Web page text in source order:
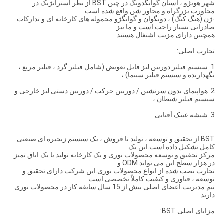
شهر هویژو ، استان گوانگدونگ در چین.BST از نظر استراتژیک در
مجاورت بزرگراه و مجاور شن واقع شده است
-ژن (هنگ کنگ) ، دونگوان و گوانگژو.محموله های کارخانه ای و تدارکات
صادراتی بسیار راحت است و ما نیز
همچنین دارای مزیت اشتغال هستند.
تجارت اصلی:
1. سیستم فیلتر دوربین لنز قابل تعویض (شامل فیلتر گرد ، فیلتر مربع ،
نگهدارنده و سیستم فیلتر سینما) ،
2. هواپیمای بدون سرنشین / دوربین حرکت / دوربین دستی لنز خارجی و
سیستم فیلتر شیطان ،
3. شیشه عینک آفتابی
BST از تحقیق و توسعه ، تولید تا فروش ، یک سیستم زنجیره ای صنعتی
کامل تشکیل داده است.این یک
مرکز تحقیق و توسعه محصولات نوری و یک کارخانه تولید با یک اتاق تمیز
در هزار سطح.این می تواند ODM و
تجارت نصب شده از انواع محصولات نوری.این شرکت دارای تحقیق و
توسعه ، فناوری و کیفیت کاملاً تخصصی است
تیم مدیریت.اعضای اصلی بیش از 15 سال سابقه کار در محصولات نوری
دارند.
مزایای اصلی BST: